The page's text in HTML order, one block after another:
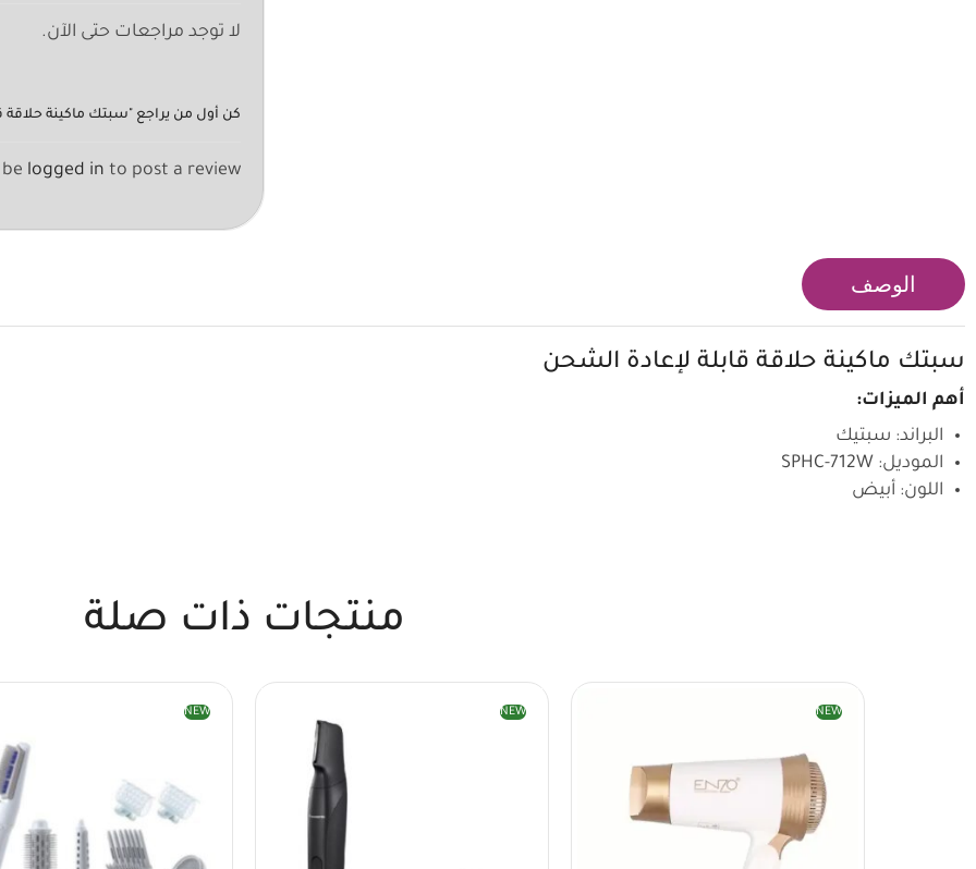
لا توجد مراجعات حتى الآن.
كن أول من يراجع "سبتك ماكينة حلاقة
logged in to post a review.
الوصف
سبتك ماكينة حلاقة قابلة لإعادة الشحن
أهم الميزات:
البراند: سبتيك
الموديل: SPHC-712W
اللون: أبيض
منتجات ذات صلة
NEW
NEW
NEW